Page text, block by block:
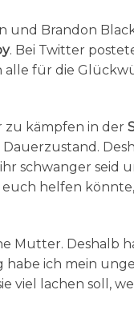
und Brandon
. Bei Twitter
alle für die
zu kämpfen in der
ihr schwanger seid
euch helfen
Mutter. Deshalb
habe ich mein
viel lachen soll,